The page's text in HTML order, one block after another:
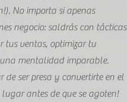
No importa si apenas
negocio: saldrás con tácticas
tus ventas, optimizar tu
mentalidad imparable.
de ser presa y convertirte en el
lugar antes de que se agoten!